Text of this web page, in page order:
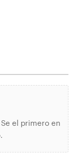
el primero en